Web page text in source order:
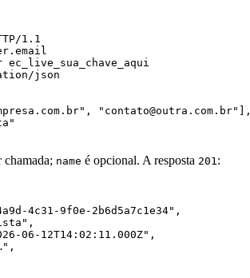
1.1
json
"contato@outra.com.br"],
name é opcional. A resposta 201:
4c31-9f0e-2b6d5a7c1e34",
06-12T14:02:11.000Z",